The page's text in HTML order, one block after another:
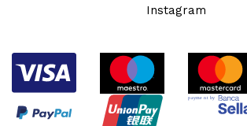
Instagram